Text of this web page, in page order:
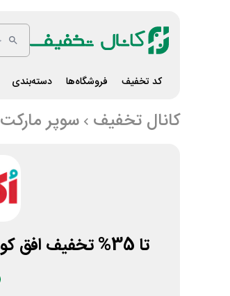
کد تخفیف فروشگاه‌ها دسته‌بندی
کانال تخفیف سوپر مارکت
تا 35% تخفیف افق کوروش اکالا ویژه لوازم نظافت منزل